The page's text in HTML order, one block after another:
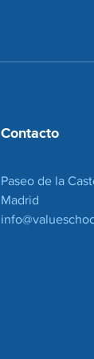
Contacto
Paseo de la
Madrid